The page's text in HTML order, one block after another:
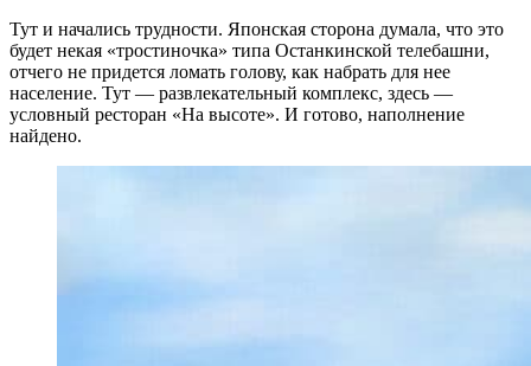
Тут и начались трудности. Японская сторона думала, что это
будет некая «тростиночка» типа Останкинской телебашни,
отчего не придется ломать голову, как набрать для нее
население. Тут — развлекательный комплекс, здесь —
условный ресторан «На высоте». И готово, наполнение
найдено.